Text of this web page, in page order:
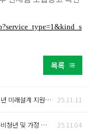
목록
[ABL생명X세이브더칠드런] 자립준비청년 미래설계 지원사업 'with 우리 A Better Life 프로젝트' 25.11.11
[한국씨티은행X세이브더칠드런] 자립준비청년 및 가정 밖 청소년 생활안정 지원 사업 25.11.04